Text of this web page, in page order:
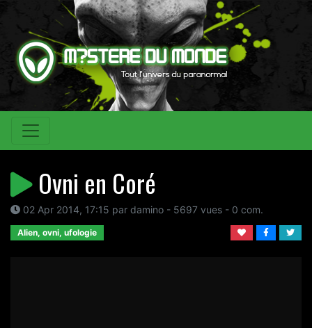
Ovni en Coré
02 Apr 2014, 17:15 par damino - 5697 vues - 0 com.
Alien, ovni, ufologie